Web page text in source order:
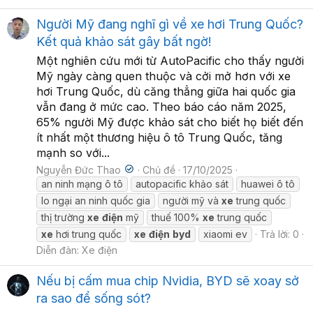
Người Mỹ đang nghĩ gì về xe hơi Trung Quốc?
Kết quả khảo sát gây bất ngờ!
Một nghiên cứu mới từ AutoPacific cho thấy người
Mỹ ngày càng quen thuộc và cởi mở hơn với xe
hơi Trung Quốc, dù căng thẳng giữa hai quốc gia
vẫn đang ở mức cao. Theo báo cáo năm 2025,
65% người Mỹ được khảo sát cho biết họ biết đến
ít nhất một thương hiệu ô tô Trung Quốc, tăng
mạnh so với...
Nguyễn Đức Thao Chủ đề
17/10/2025
an ninh mạng ô tô
autopacific khảo sát
huawei ô tô
lo ngại an ninh quốc gia
người mỹ và xe trung quốc
thị trường xe điện mỹ thuế 100% xe trung quốc
xe hơi trung quốc xe điện byd xiaomi ev
Trả lời: 0
Diễn đàn: Xe điện
Nếu bị cấm mua chip Nvidia, BYD sẽ xoay sở
ra sao để sống sót?